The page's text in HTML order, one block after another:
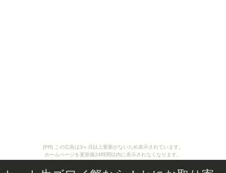
[PR] この広告は3ヶ月以上更新がないため表示されています。
ホームページを更新後24時間以内に表示されなくなります。